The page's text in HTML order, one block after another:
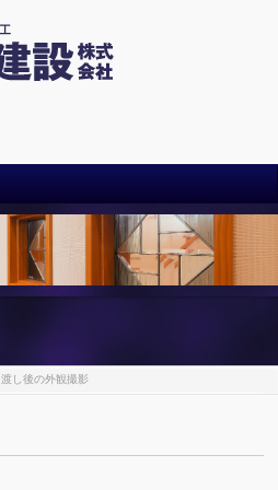
し後の外観撮影